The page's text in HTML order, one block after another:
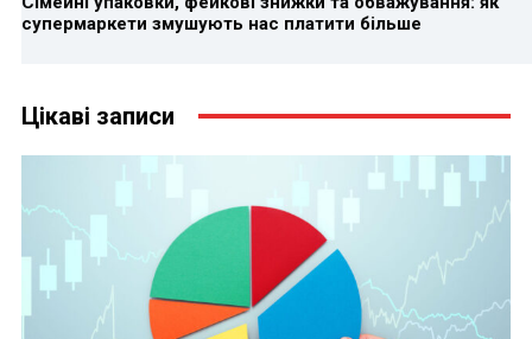
супермаркети змушують нас платити більше
Цікаві записи